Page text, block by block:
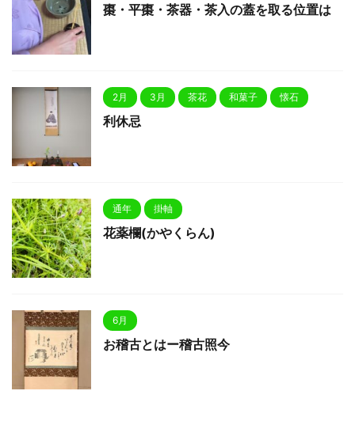
棗・平棗・茶器・茶入の蓋を取る位置は
2月 3月 茶花 和菓子 懐石
利休忌
通年 掛軸
花薬欄(かやくらん)
6月
お稽古とはー稽古照今